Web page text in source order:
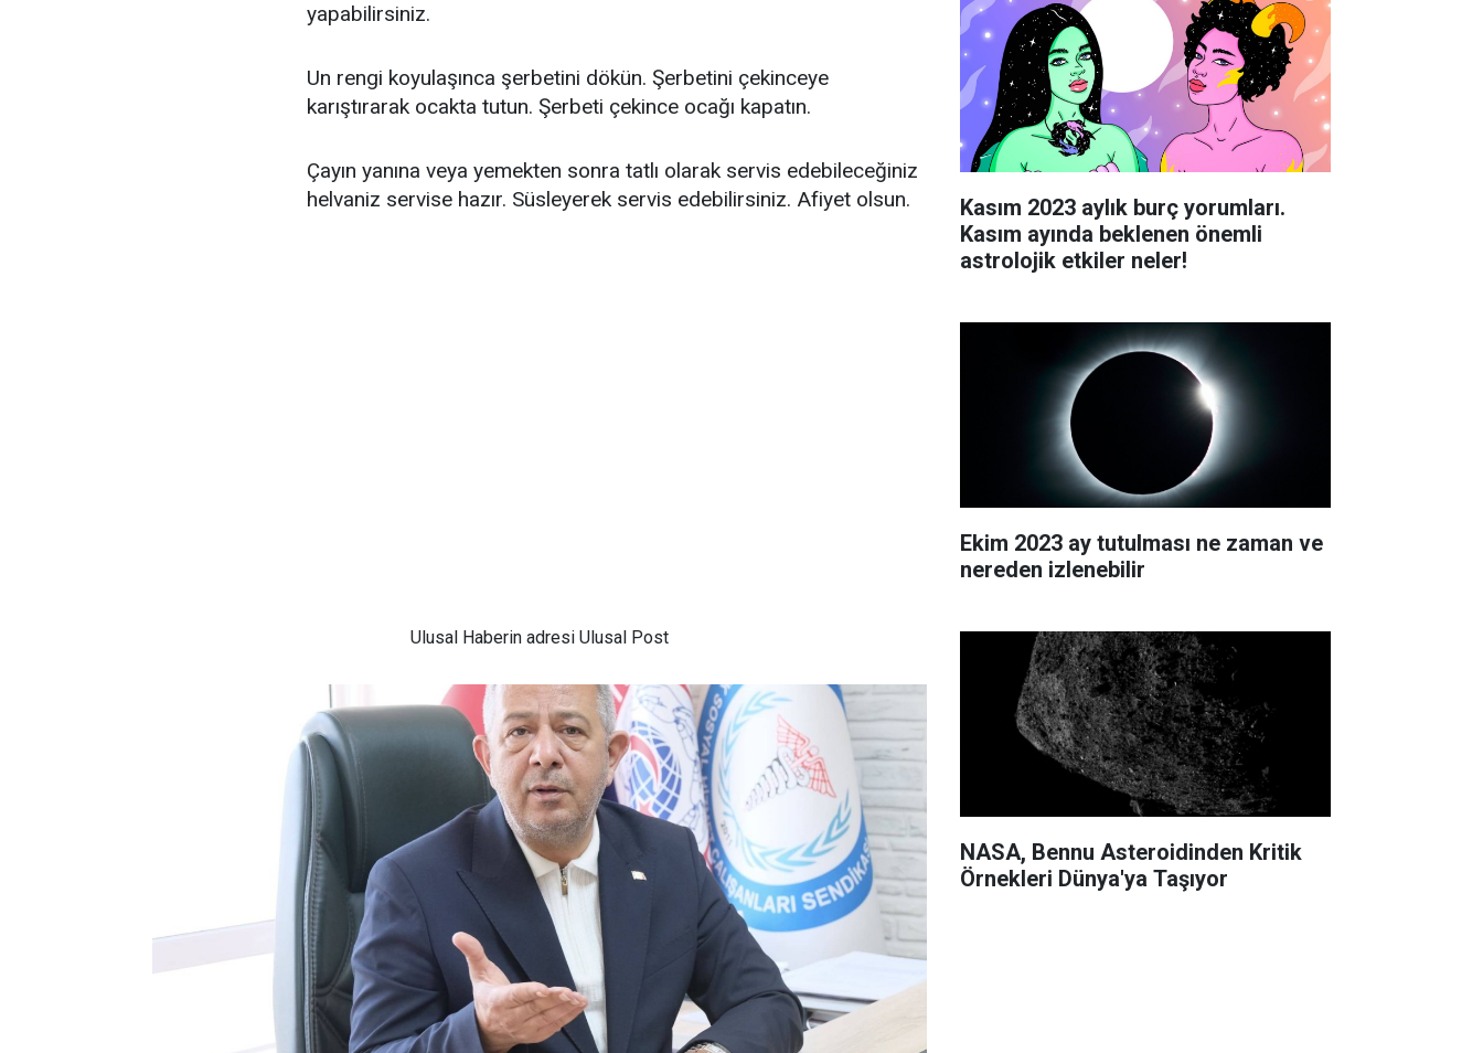
yapabilirsiniz.
Un rengi koyulaşınca şerbetini dökün. Şerbetini çekinceye
karıştırarak ocakta tutun. Şerbeti çekince ocağı kapatın.
Çayın yanına veya yemekten sonra tatlı olarak servis edebileceğiniz
helvaniz servise hazır. Süsleyerek servis edebilirsiniz. Afiyet olsun.
Ulusal Haberin adresi Ulusal Post
Kasım 2023 aylık burç yorumları.
Kasım ayında beklenen önemli
astrolojik etkiler neler!
Ekim 2023 ay tutulması ne zaman ve
nereden izlenebilir
NASA, Bennu Asteroidinden Kritik
Örnekleri Dünya'ya Taşıyor